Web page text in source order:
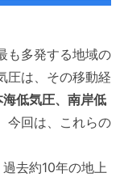
も多発する地域の
圧は、その移動経
海低気圧、南岸低
今回は、これらの
去約10年の地上